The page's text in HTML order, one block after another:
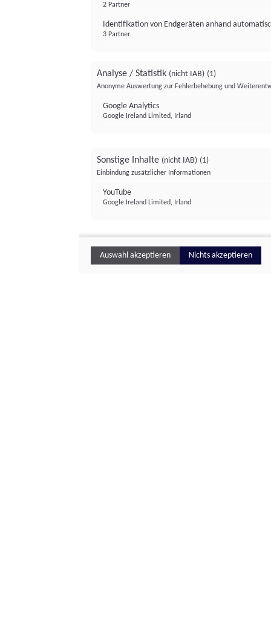
2 Partner
Identifikation von Endgeräten anhand
3 Partner
Analyse / Statistik (nicht IAB) (1)
Anonyme Auswertung zur Fehlerbehebung und
Google Analytics
Google Ireland Limited, Irland
Sonstige Inhalte (nicht IAB) (1)
Einbindung zusätzlicher Informationen
YouTube
Google Ireland Limited, Irland
Auswahl akzeptieren Nichts akzeptieren